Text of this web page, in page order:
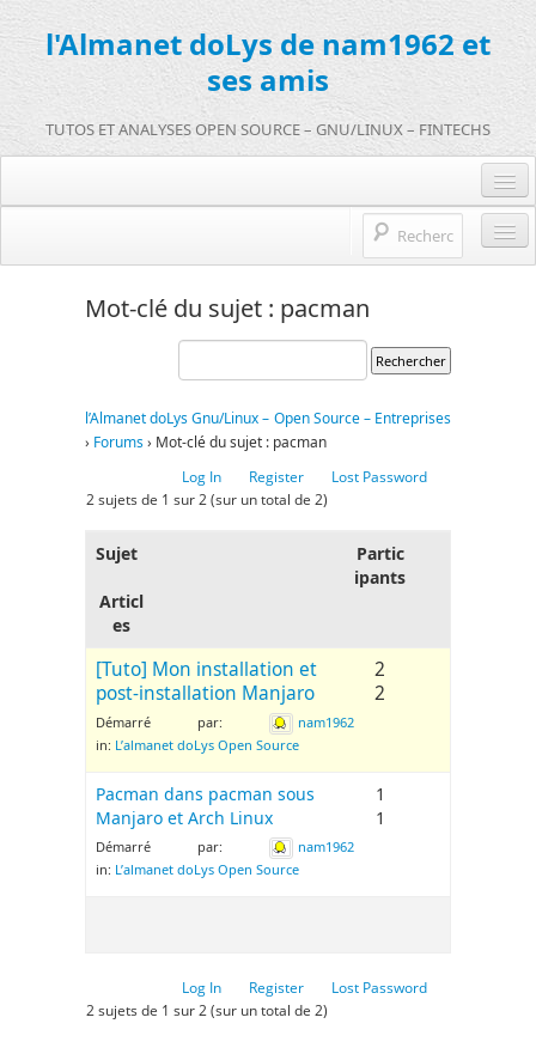
l'Almanet doLys de nam1962 et
ses amis
TUTOS ET ANALYSES OPEN SOURCE – GNU/LINUX – FINTECHS
Je m’inscris sur doLys !
Une question ? Hop !
Open source et entreprises
Références de l’Almanet
Mot-clé du sujet : pacman
l’Almanet doLys Gnu/Linux – Open Source – Entreprises
› Forums› Mot-clé du sujet : pacman
Log In
Register
Lost Password
2 sujets de 1 sur 2 (sur un total de 2)
Sujet
Partic
ipants
Articl
es
[Tuto] Mon installation et
post-installation Manjaro
Démarré par:
nam1962
in: L’almanet doLys Open Source
2
2
Pacman dans pacman sous
Manjaro et Arch Linux
Démarré par:
nam1962
in: L’almanet doLys Open Source
1
1
Log In Register
Lost Password
2 sujets de 1 sur 2 (sur un total de 2)